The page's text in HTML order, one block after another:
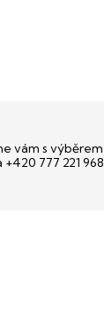
vám s výběrem
777 221 968